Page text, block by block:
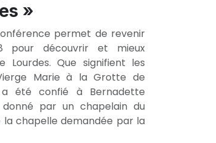
»
permet de revenir
pour découvrir et mieux
Lourdes. Que signifient les
Marie à la Grotte de
a été confié à Bernadette
donné par un chapelain du
chapelle demandée par la